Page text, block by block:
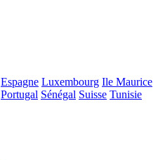
Espagne Luxembourg Ile Maurice
Portugal Sénégal Suisse Tunisie